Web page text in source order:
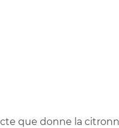
que donne la